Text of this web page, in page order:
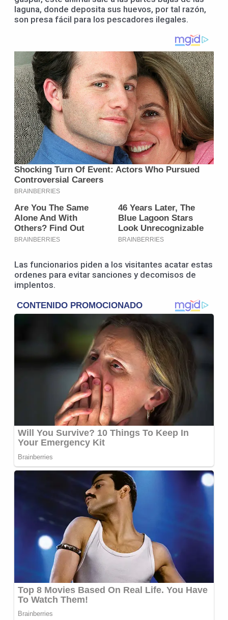
laguna, donde deposita sus huevos, por tal razón,
son presa fácil para los pescadores ilegales.
Las funcionarios piden a los visitantes acatar estas
ordenes para evitar sanciones y decomisos de
implentos.